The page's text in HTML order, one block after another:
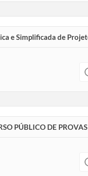
e Simplificada de
PÚBLICO DE